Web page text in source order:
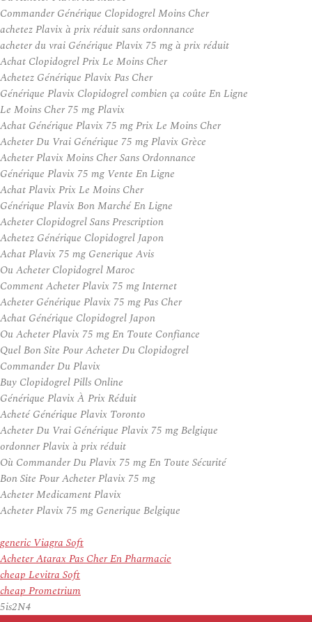
Commander Générique Clopidogrel Moins Cher
achetez Plavix à prix réduit sans ordonnance
acheter du vrai Générique Plavix 75 mg à prix réduit
Achat Clopidogrel Prix Le Moins Cher
Achetez Générique Plavix Pas Cher
Générique Plavix Clopidogrel combien ça coûte En Ligne
Le Moins Cher 75 mg Plavix
Achat Générique Plavix 75 mg Prix Le Moins Cher
Acheter Du Vrai Générique 75 mg Plavix Grèce
Acheter Plavix Moins Cher Sans Ordonnance
Générique Plavix 75 mg Vente En Ligne
Achat Plavix Prix Le Moins Cher
Générique Plavix Bon Marché En Ligne
Acheter Clopidogrel Sans Prescription
Achetez Générique Clopidogrel Japon
Achat Plavix 75 mg Generique Avis
Ou Acheter Clopidogrel Maroc
Comment Acheter Plavix 75 mg Internet
Acheter Générique Plavix 75 mg Pas Cher
Achat Générique Clopidogrel Japon
Ou Acheter Plavix 75 mg En Toute Confiance
Quel Bon Site Pour Acheter Du Clopidogrel
Commander Du Plavix
Buy Clopidogrel Pills Online
Générique Plavix À Prix Réduit
Acheté Générique Plavix Toronto
Acheter Du Vrai Générique Plavix 75 mg Belgique
ordonner Plavix à prix réduit
Où Commander Du Plavix 75 mg En Toute Sécurité
Bon Site Pour Acheter Plavix 75 mg
Acheter Medicament Plavix
Acheter Plavix 75 mg Generique Belgique
generic Viagra Soft
Acheter Atarax Pas Cher En Pharmacie
cheap Levitra Soft
cheap Prometrium
5is2N4